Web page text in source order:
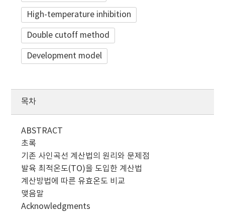
High-temperature inhibition
Double cutoff method
Development model
목차
ABSTRACT
초록
기존 사인곡선 계산법의 원리와 문제점
발육 최적온도(TO)을 도입한 계산법
계산방법에 따른 유효온도 비교
맺음말
Acknowledgments